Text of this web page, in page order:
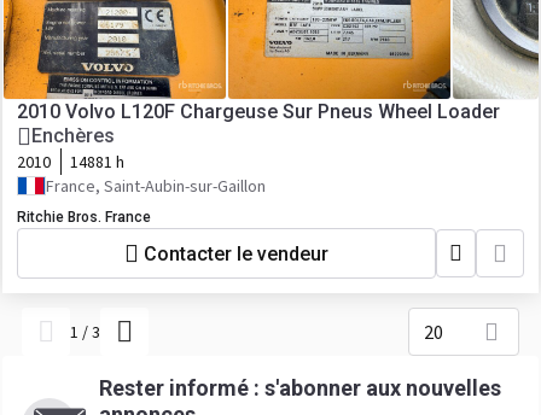
2010 Volvo L120F Chargeuse Sur Pneus Wheel Loader
Enchères
2010
14881 h
France, Saint-Aubin-sur-Gaillon
Ritchie Bros. France
Contacter le vendeur
1 /3 20
Rester informé : s'abonner aux nouvelles